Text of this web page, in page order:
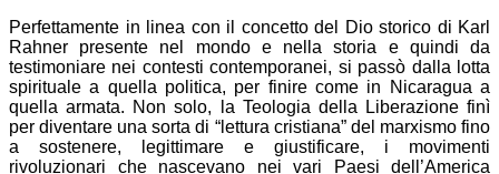
Perfettamente in linea con il concetto del Dio storico di Karl
Rahner presente nel mondo e nella storia e quindi da
testimoniare nei contesti contemporanei, si passò dalla lotta
spirituale a quella politica, per finire come in Nicaragua a
quella armata. Non solo, la Teologia della Liberazione finì
per diventare una sorta di “lettura cristiana” del marxismo fino
a sostenere, legittimare e giustificare, i movimenti
rivoluzionari che nascevano nei vari Paesi dell’America